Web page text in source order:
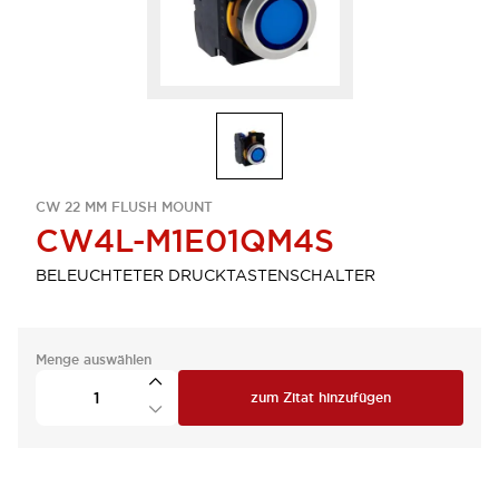
CW 22 MM FLUSH MOUNT
CW4L-M1E01QM4S
BELEUCHTETER DRUCKTASTENSCHALTER
Menge auswählen
zum Zitat hinzufügen